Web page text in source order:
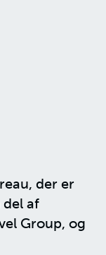
der er
del af
Group, og